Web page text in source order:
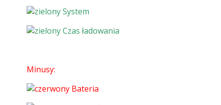
System
Czas ładowania
Minusy:
Bateria